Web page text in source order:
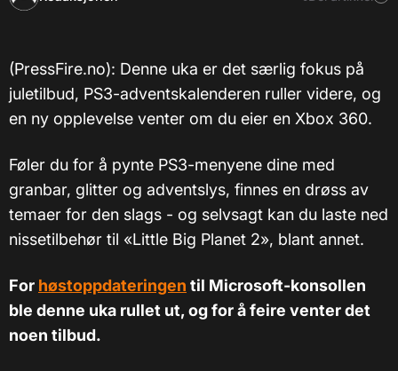
(PressFire.no): Denne uka er det særlig fokus på
juletilbud, PS3-adventskalenderen ruller videre, og
en ny opplevelse venter om du eier en Xbox 360.
Føler du for å pynte PS3-menyene dine med
granbar, glitter og adventslys, finnes en drøss av
temaer for den slags - og selvsagt kan du laste ned
nissetilbehør til «Little Big Planet 2», blant annet.
For høstoppdateringen til Microsoft-konsollen
ble denne uka rullet ut, og for å feire venter det
noen tilbud.